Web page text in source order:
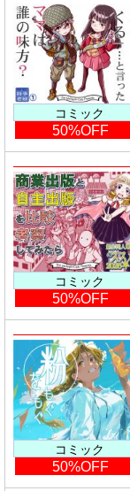
コミック
50%OFF
コミック
50%OFF
コミック
50%OFF